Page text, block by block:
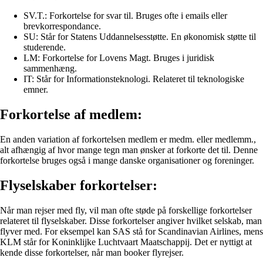
SV.T.: Forkortelse for svar til. Bruges ofte i emails eller
brevkorrespondance.
SU: Står for Statens Uddannelsesstøtte. En økonomisk støtte til
studerende.
LM: Forkortelse for Lovens Magt. Bruges i juridisk
sammenhæng.
IT: Står for Informationsteknologi. Relateret til teknologiske
emner.
Forkortelse af medlem:
En anden variation af forkortelsen medlem er medm. eller medlemm.,
alt afhængig af hvor mange tegn man ønsker at forkorte det til. Denne
forkortelse bruges også i mange danske organisationer og foreninger.
Flyselskaber forkortelser:
Når man rejser med fly, vil man ofte støde på forskellige forkortelser
relateret til flyselskaber. Disse forkortelser angiver hvilket selskab, man
flyver med. For eksempel kan SAS stå for Scandinavian Airlines, mens
KLM står for Koninklijke Luchtvaart Maatschappij. Det er nyttigt at
kende disse forkortelser, når man booker flyrejser.